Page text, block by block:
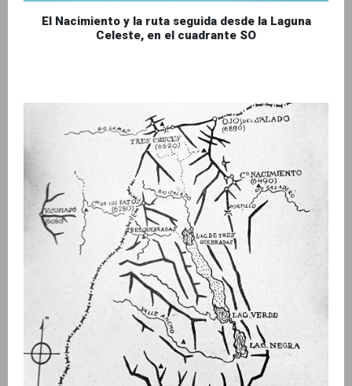
El Nacimiento y la ruta seguida desde la Laguna
Celeste, en el cuadrante SO